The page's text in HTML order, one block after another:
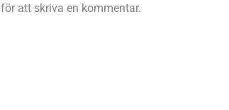
för att skriva en kommentar.